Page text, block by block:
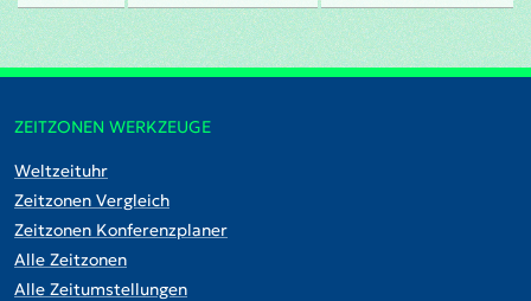
ZEITZONEN WERKZEUGE
Weltzeituhr
Zeitzonen Vergleich
Zeitzonen Konferenzplaner
Alle Zeitzonen
Alle Zeitumstellungen